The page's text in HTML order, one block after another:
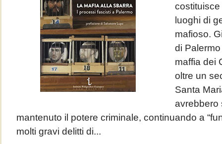
luoghi di
mafioso.
di
maffia dei
oltre un
Santa
avrebbero
mantenuto il potere criminale, continuando a
molti gravi delitti di...